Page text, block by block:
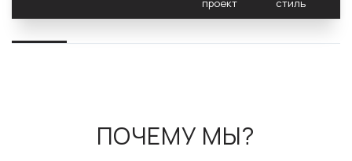
проект
стиль
ПОЧЕМУ МЫ?